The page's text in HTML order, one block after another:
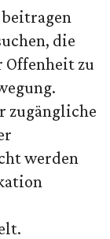
die
Offenheit zu
zugängliche
werden